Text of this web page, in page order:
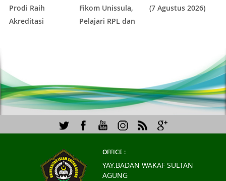
Prodi Raih
Akreditasi
Fikom Unissula,
Pelajari RPL dan
(7 Agustus 2026)
OFFICE :
YAY.BADAN WAKAF SULTAN
AGUNG